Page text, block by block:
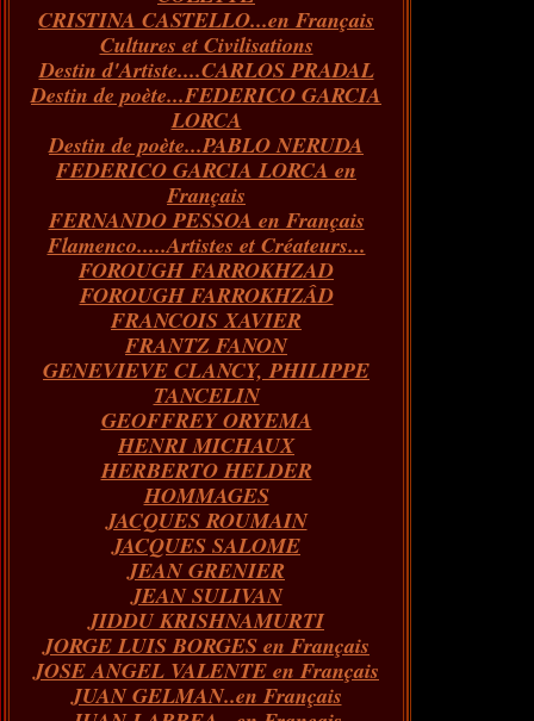
CRISTINA CASTELLO...en Français
Cultures et Civilisations
Destin d'Artiste....CARLOS PRADAL
Destin de poète...FEDERICO GARCIA
LORCA
Destin de poète...PABLO NERUDA
FEDERICO GARCIA LORCA en
Français
FERNANDO PESSOA en Français
Flamenco.....Artistes et Créateurs...
FOROUGH FARROKHZAD
FOROUGH FARROKHZÂD
FRANCOIS XAVIER
FRANTZ FANON
GENEVIEVE CLANCY, PHILIPPE
TANCELIN
GEOFFREY ORYEMA
HENRI MICHAUX
HERBERTO HELDER
HOMMAGES
JACQUES ROUMAIN
JACQUES SALOME
JEAN GRENIER
JEAN SULIVAN
JIDDU KRISHNAMURTI
JORGE LUIS BORGES en Français
JOSE ANGEL VALENTE en Français
JUAN GELMAN..en Français